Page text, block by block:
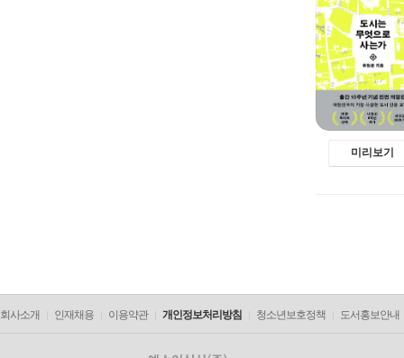
미리보기
회사소개 인재채용 이용약관 개인정보처리방침 청소년보호정책 도서홍보안내